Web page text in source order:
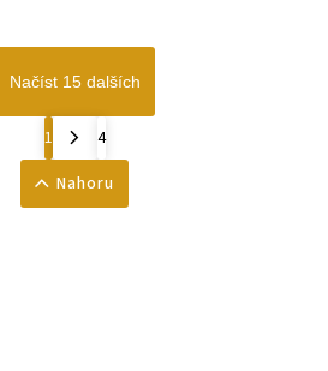
Načíst 15 dalších
1
4
Nahoru